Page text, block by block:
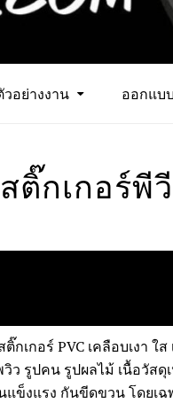
วอย่างงาน ออกแบบ
ติ๊กเกอร์พี
กเกอร์ PVC เคลือบเงา
รูปคน รูปผลไม้ เนื้อวัสดุ
ข็งแรง กันขีดขวน โดยเ